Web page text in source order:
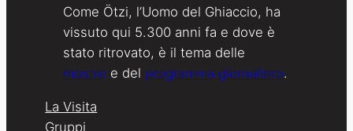
Come Ötzi, l’Uomo del Ghiaccio, ha
vissuto qui 5.300 anni fa e dove è
stato ritrovato, è il tema delle
mostre e del programma giornaliero.
La Visita
Gruppi